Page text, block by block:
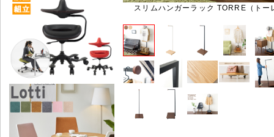
スリムハンガーラック TORRE（ト